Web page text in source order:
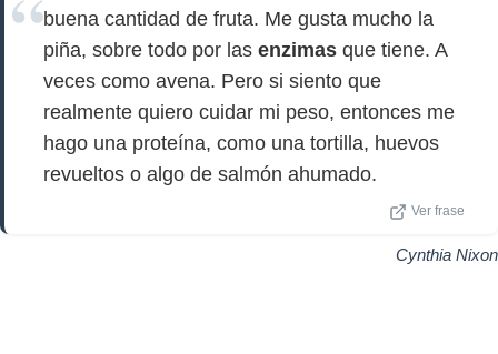
buena cantidad de fruta. Me gusta mucho la
piña, sobre todo por las enzimas que tiene. A
veces como avena. Pero si siento que
realmente quiero cuidar mi peso, entonces me
hago una proteína, como una tortilla, huevos
revueltos o algo de salmón ahumado.
Ver frase
Cynthia Nixon